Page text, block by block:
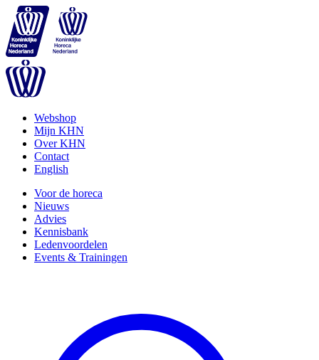
Webshop
Mijn KHN
Over KHN
Contact
English
Voor de horeca
Nieuws
Advies
Kennisbank
Ledenvoordelen
Events & Trainingen